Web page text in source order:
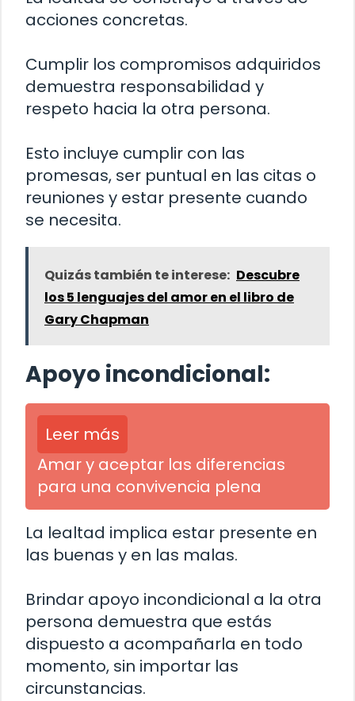
acciones concretas.
Cumplir los compromisos adquiridos
demuestra responsabilidad y
respeto hacia la otra persona.
Esto incluye cumplir con las
promesas, ser puntual en las citas o
reuniones y estar presente cuando
se necesita.
Quizás también te interese: Descubre
los 5 lenguajes del amor en el libro de
Gary Chapman
Apoyo incondicional:
Leer más
Amar y aceptar las diferencias
para una convivencia plena
La lealtad implica estar presente en
las buenas y en las malas.
Brindar apoyo incondicional a la otra
persona demuestra que estás
dispuesto a acompañarla en todo
momento, sin importar las
circunstancias.